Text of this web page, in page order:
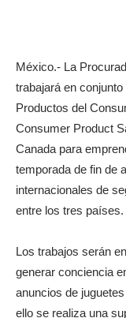
México.- La
trabajará en
Productos del
Consumer Product
Canada para
temporada de fin de
internacionales de
entre los tres países.
Los trabajos serán
generar conciencia
anuncios de
ello se realiza una